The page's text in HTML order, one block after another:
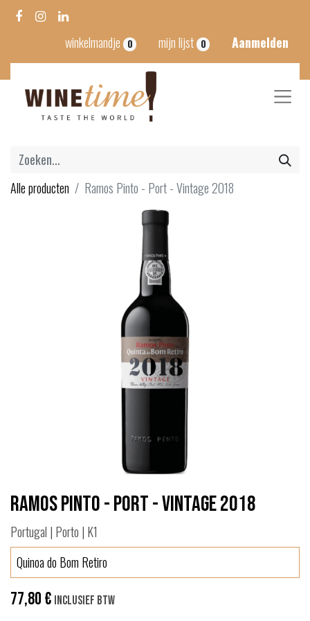
winkelmandje 0 mijn lijst 0 Aanmelden
Alle producten Ramos Pinto - Port - Vintage 2018
Ramos Pinto - Port - Vintage 2018
Portugal | Porto | K1
Quinoa do Bom Retiro
77,80€ Inclusief btw